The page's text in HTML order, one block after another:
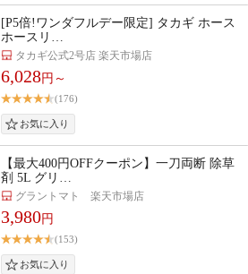
[P5倍!ワンダフルデー限定] タカギ ホース
ホースリ…
タカギ公式2号店 楽天市場店
6,028円～
(176)
【最大400円OFFクーポン】一刀両断 除草
剤 5L グリ…
グラントマト 楽天市場店
3,980円
(153)